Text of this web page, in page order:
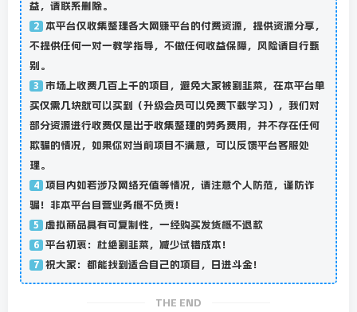
益，请联系删除。
2
本平台仅收集整理各大网赚平台的付费资源，提供资源分享，
不提供任何一对一教学指导，不做任何收益保障，风险请自行甄
别。
3
市场上收费几百上千的项目，避免大家被割韭菜，在本平台单
买仅需几块就可以买到（升级会员可以免费下载学习），我们对
部分资源进行收费仅是出于收集整理的劳务费用，并不存在任何
欺骗的情况，如果你对当前项目不满意，可以反馈平台客服处
理。
4
项目内如若涉及网络充值等情况，请注意个人防范，谨防诈
骗！非本平台自营业务概不负责！
5 虚拟商品具有可复制性，一经购买发货概不退款
6 平台初衷：杜绝割韭菜，减少试错成本！
7 祝大家：都能找到适合自己的项目，日进斗金！
THE END